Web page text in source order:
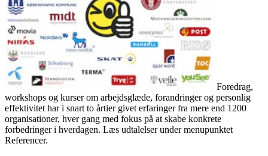
Foredrag,
workshops og kurser om arbejdsglæde, forandringer og personlig
effektivitet har i snart to årtier givet erfaringer fra mere end 1200
organisationer, hver gang med fokus på at skabe konkrete
forbedringer i hverdagen. Læs udtalelser under menupunktet
Referencer.